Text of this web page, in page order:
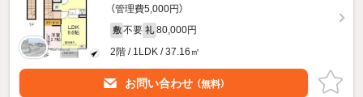
（管理費5,000円）
敷 不要 礼 80,000円
2階 / 1LDK / 37.16㎡
お問い合わせ （無料）